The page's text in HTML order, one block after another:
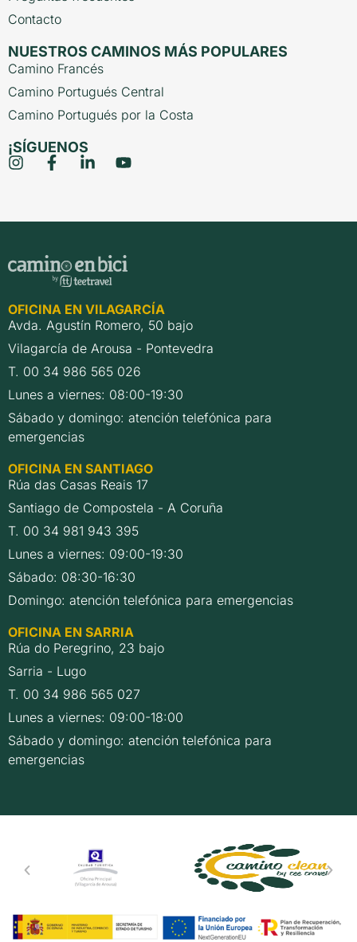
Contacto
NUESTROS CAMINOS MÁS POPULARES
Camino Francés
Camino Portugués Central
Camino Portugués por la Costa
¡SÍGUENOS
OFICINA EN VILAGARCÍA
Avda. Agustín Romero, 50 bajo
Vilagarcía de Arousa - Pontevedra
T. 00 34 986 565 026
Lunes a viernes: 08:00-19:30
Sábado y domingo: atención telefónica para
emergencias
OFICINA EN SANTIAGO
Rúa das Casas Reais 17
Santiago de Compostela - A Coruña
T. 00 34 981 943 395
Lunes a viernes: 09:00-19:30
Sábado: 08:30-16:30
Domingo: atención telefónica para emergencias
OFICINA EN SARRIA
Rúa do Peregrino, 23 bajo
Sarria - Lugo
T. 00 34 986 565 027
Lunes a viernes: 09:00-18:00
Sábado y domingo: atención telefónica para
emergencias